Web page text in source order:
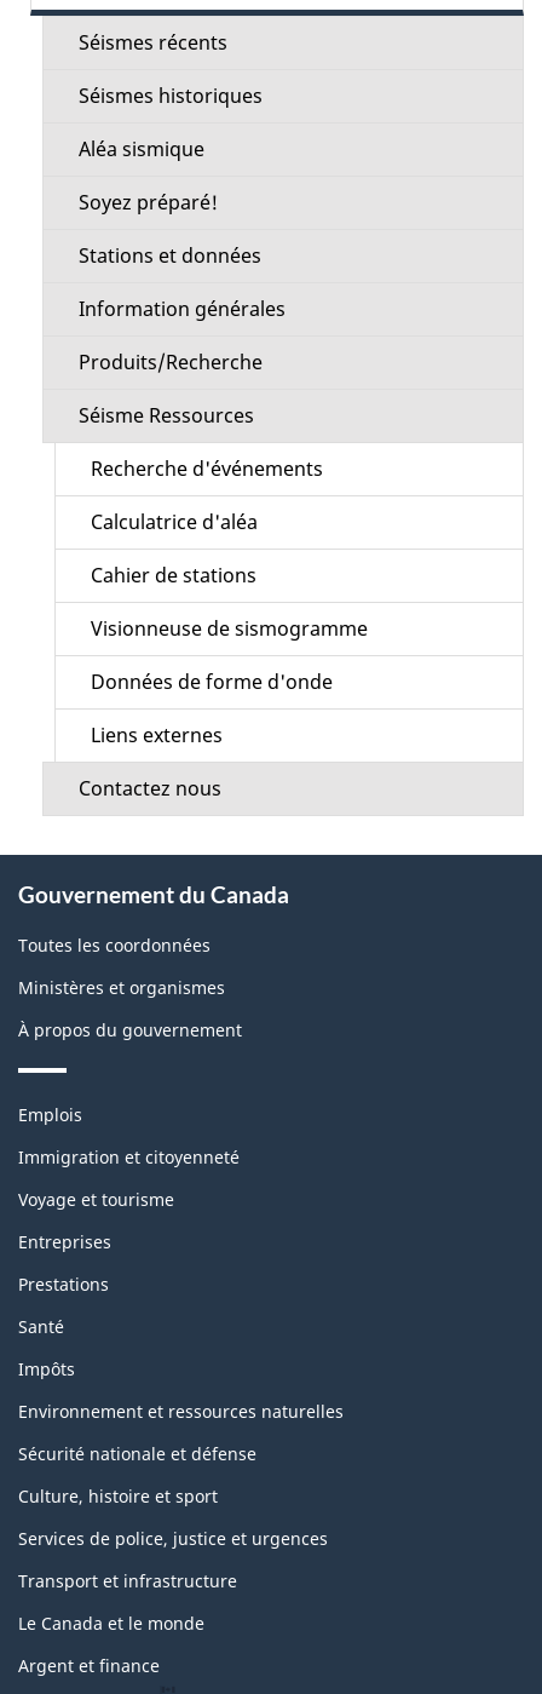
Séismes récents
Séismes historiques
Aléa sismique
Soyez préparé!
Stations et données
Information générales
Produits/Recherche
Séisme Ressources
Recherche d'événements
Calculatrice d'aléa
Cahier de stations
Visionneuse de sismogramme
Données de forme d'onde
Liens externes
Contactez nous
propos
de
ce
Gouvernement du Canada
Toutes les coordonnées
Ministères et organismes
À propos du gouvernement
Thèmes
sujets
Emplois
Immigration et citoyenneté
Voyage et tourisme
Entreprises
Prestations
Santé
Impôts
Environnement et ressources naturelles
Sécurité nationale et défense
Culture, histoire et sport
Services de police, justice et urgences
Transport et infrastructure
Le Canada et le monde
Argent et finance